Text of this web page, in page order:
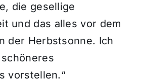
die gesellige
und das alles vor dem
der Herbstsonne. Ich
vorstellen.“